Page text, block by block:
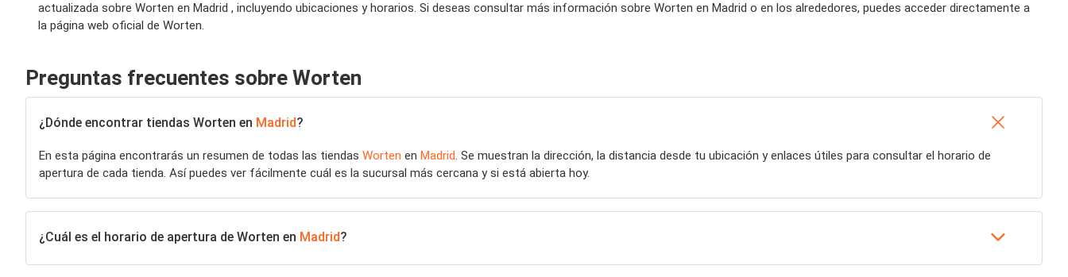
actualizada sobre Worten en Madrid , incluyendo ubicaciones y horarios. Si deseas consultar más información sobre Worten en Madrid o en los alrededores, puedes acceder directamente a
la página web oficial de Worten.
Preguntas frecuentes sobre Worten
¿Dónde encontrar tiendas Worten en Madrid?
En esta página encontrarás un resumen de todas las tiendas Worten en Madrid. Se muestran la dirección, la distancia desde tu ubicación y enlaces útiles para consultar el horario de
apertura de cada tienda. Así puedes ver fácilmente cuál es la sucursal más cercana y si está abierta hoy.
¿Cuál es el horario de apertura de Worten en Madrid?